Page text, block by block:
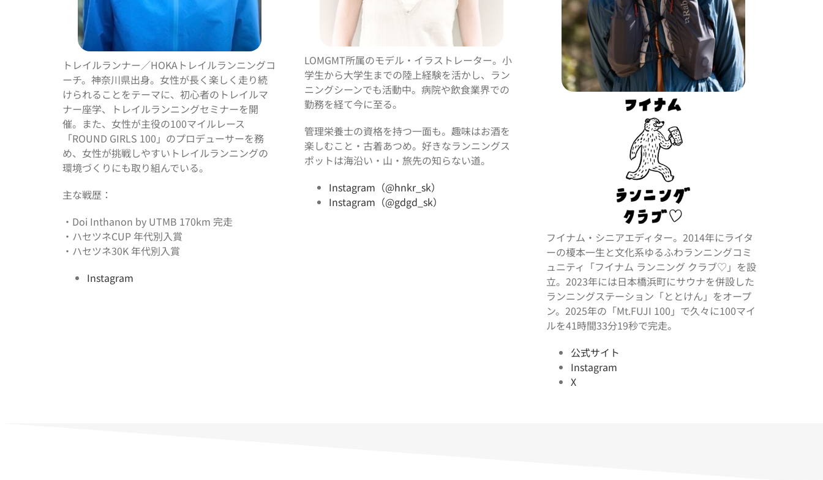
トレイルランナー／HOKAトレイルランニングコ
ーチ。神奈川県出身。女性が長く楽しく走り続
けられることをテーマに、初心者のトレイルマ
ナー座学、トレイルランニングセミナーを開
催。また、女性が主役の100マイルレース
「ROUND GIRLS 100 」のプロデューサーを務
め、女性が挑戦しやすいトレイルランニングの
環境づくりにも取り組んでいる。
主な戦歴：
・ Doi Inthanon by UTMB 170km 完走
・ハセツネCUP 年代別入賞
・ハセツネ30K 年代別入賞
Instagram
LOMGMT所属のモデル・イラストレーター。小
学生から大学生までの陸上経験を活かし、ラン
ニングシーンでも活動中。病院や飲食業界での
勤務を経て今に至る。
管理栄養士の資格を持つ一面も。趣味はお酒を
楽しむこと・古着あつめ。好きなランニングス
ポットは海沿い・山・旅先の知らない道。
Instagram（@hnkr_sk）
Instagram（@gdgd_sk）
フイナム・シニアエディター。2014年にライタ
ーの榎本一生と文化系ゆるふわランニングコミ
ュニティ「フイナム ランニング クラブ♡」を設
立。2023年には日本橋浜町にサウナを併設した
ランニングステーション「ととけん」をオープ
ン。2025年の「Mt.FUJI 100」で久々に100マイ
ルを41時間33分19秒で完走。
公式サイト
Instagram
X